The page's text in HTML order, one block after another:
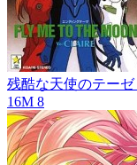
残酷な天使のテーゼ
16M 8